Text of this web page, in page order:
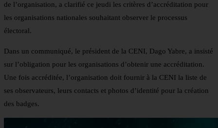
de l’organisation, a clarifié ce jeudi les critères d’accréditation pour
les organisations nationales souhaitant observer le processus
électoral.
Dans un communiqué, le président de la CENI, Dago Yabre, a insisté
sur l’obligation pour les organisations d’obtenir une accréditation.
Une fois accréditée, l’organisation doit fournir à la CENI la liste de
ses observateurs, leurs contacts et photos d’identité pour la création
des badges.